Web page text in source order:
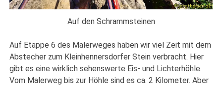
Auf den Schrammsteinen
Auf Etappe 6 des Malerweges haben wir viel Zeit mit dem
Abstecher zum Kleinhennersdorfer Stein verbracht. Hier
gibt es eine wirklich sehenswerte Eis- und Lichterhöhle.
Vom Malerweg bis zur Höhle sind es ca. 2 Kilometer. Aber